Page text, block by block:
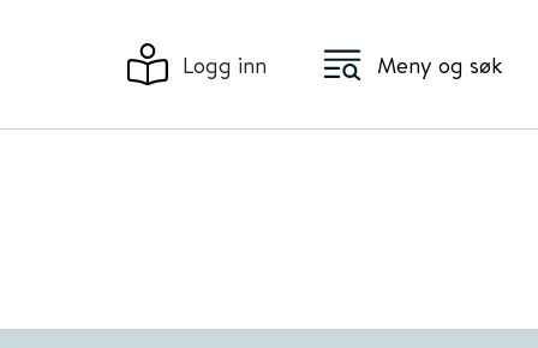
Logg inn Meny og søk